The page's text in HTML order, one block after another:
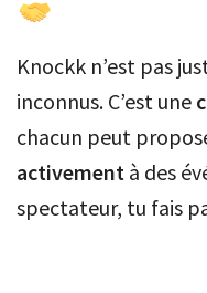
Knockk n’est pas
inconnus. C’est une
chacun peut
activement à des
spectateur, tu fais